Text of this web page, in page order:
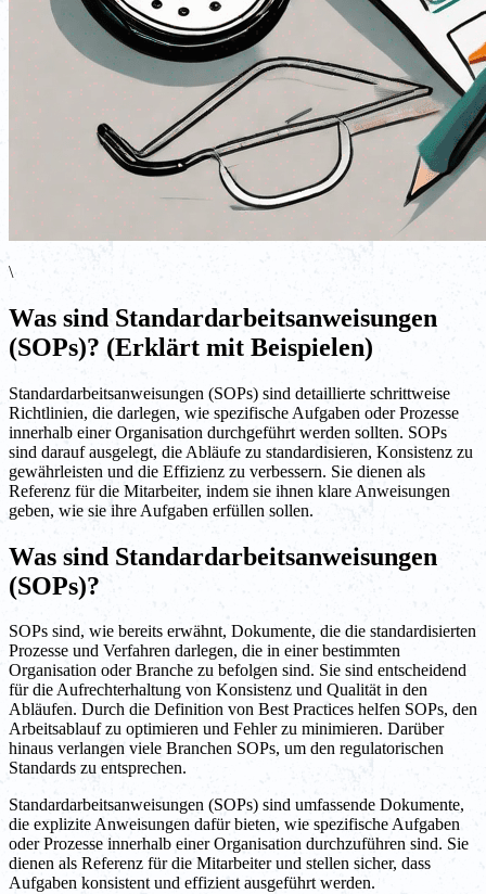
\
Was sind Standardarbeitsanweisungen
(SOPs)? (Erklärt mit Beispielen)
Standardarbeitsanweisungen (SOPs) sind detaillierte schrittweise
Richtlinien, die darlegen, wie spezifische Aufgaben oder Prozesse
innerhalb einer Organisation durchgeführt werden sollten. SOPs
sind darauf ausgelegt, die Abläufe zu standardisieren, Konsistenz zu
gewährleisten und die Effizienz zu verbessern. Sie dienen als
Referenz für die Mitarbeiter, indem sie ihnen klare Anweisungen
geben, wie sie ihre Aufgaben erfüllen sollen.
Was sind Standardarbeitsanweisungen
(SOPs)?
SOPs sind, wie bereits erwähnt, Dokumente, die die standardisierten
Prozesse und Verfahren darlegen, die in einer bestimmten
Organisation oder Branche zu befolgen sind. Sie sind entscheidend
für die Aufrechterhaltung von Konsistenz und Qualität in den
Abläufen. Durch die Definition von Best Practices helfen SOPs, den
Arbeitsablauf zu optimieren und Fehler zu minimieren. Darüber
hinaus verlangen viele Branchen SOPs, um den regulatorischen
Standards zu entsprechen.
Standardarbeitsanweisungen (SOPs) sind umfassende Dokumente,
die explizite Anweisungen dafür bieten, wie spezifische Aufgaben
oder Prozesse innerhalb einer Organisation durchzuführen sind. Sie
dienen als Referenz für die Mitarbeiter und stellen sicher, dass
Aufgaben konsistent und effizient ausgeführt werden.